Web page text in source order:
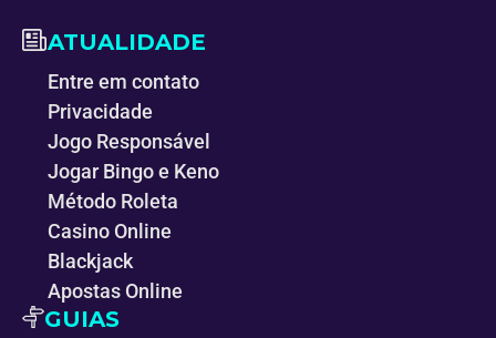
ATUALIDADE
Entre em contato
Privacidade
Jogo Responsável
Jogar Bingo e Keno
Método Roleta
Casino Online
Blackjack
Apostas Online
GUIAS